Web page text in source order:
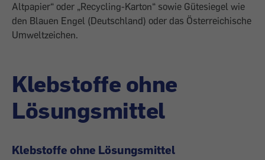
Altpapier“ oder „Recycling-Karton“ sowie Gütesiegel wie
den Blauen Engel (Deutschland) oder das Österreichische
Umweltzeichen.
Klebstoffe ohne
Lösungsmittel
Klebstoffe ohne Lösungsmittel